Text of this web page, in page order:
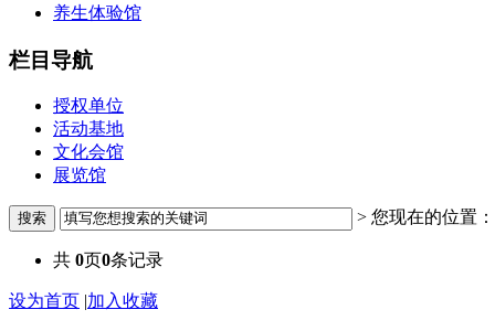
养生体验馆
栏目导航
授权单位
活动基地
文化会馆
展览馆
> 您现在的位置：
共 0页0条记录
设为首页 |加入收藏